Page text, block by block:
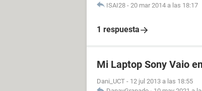
ISAI28 - 20 mar 2014 a las 18:17
1 respuesta
Mi Laptop Sony Vaio
Dani_UCT - 12 jul 2013 a las 18:55